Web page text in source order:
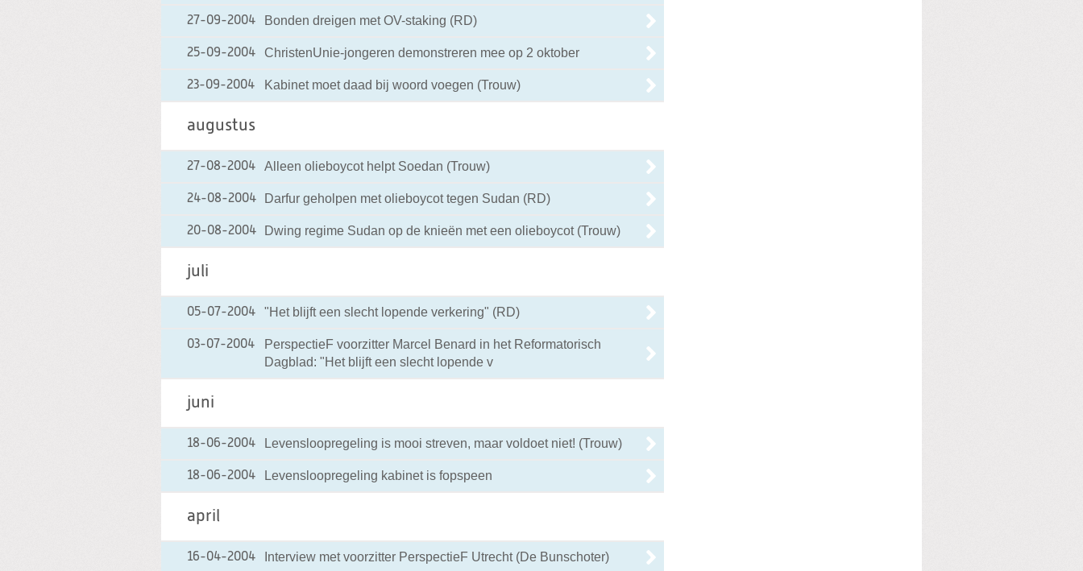
27-09-2004 Bonden dreigen met OV-staking (RD)
25-09-2004 ChristenUnie-jongeren demonstreren mee op 2 oktober
23-09-2004 Kabinet moet daad bij woord voegen (Trouw)
augustus
27-08-2004 Alleen olieboycot helpt Soedan (Trouw)
24-08-2004 Darfur geholpen met olieboycot tegen Sudan (RD)
20-08-2004 Dwing regime Sudan op de knieën met een olieboycot (Trouw)
juli
05-07-2004 "Het blijft een slecht lopende verkering" (RD)
03-07-2004
PerspectieF voorzitter Marcel Benard in het Reformatorisch
Dagblad: "Het blijft een slecht lopende v
juni
18-06-2004 Levensloopregeling is mooi streven, maar voldoet niet! (Trouw)
18-06-2004 Levensloopregeling kabinet is fopspeen
april
16-04-2004 Interview met voorzitter PerspectieF Utrecht (De Bunschoter)